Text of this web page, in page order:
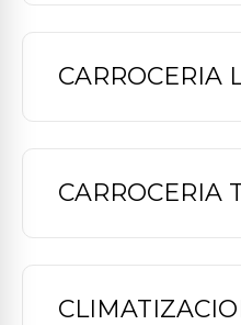
CARROCERIA
CARROCERIA